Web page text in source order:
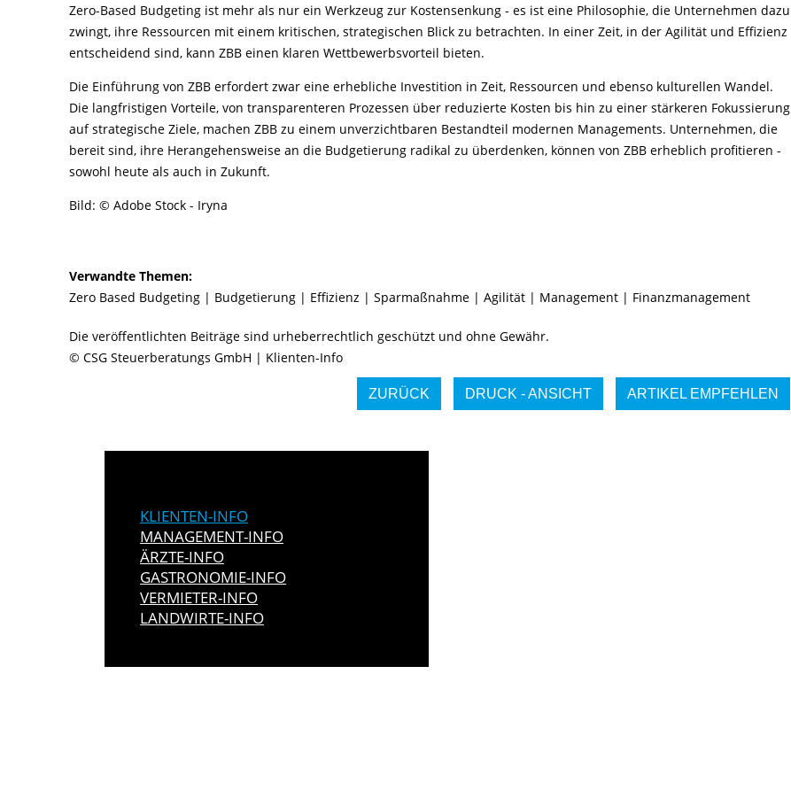
Zero-Based Budgeting ist mehr als nur ein Werkzeug zur Kostensenkung - es ist eine Philosophie, die Unternehmen dazu
zwingt, ihre Ressourcen mit einem kritischen, strategischen Blick zu betrachten. In einer Zeit, in der Agilität und Effizienz
entscheidend sind, kann ZBB einen klaren Wettbewerbsvorteil bieten.
Die Einführung von ZBB erfordert zwar eine erhebliche Investition in Zeit, Ressourcen und ebenso kulturellen Wandel.
Die langfristigen Vorteile, von transparenteren Prozessen über reduzierte Kosten bis hin zu einer stärkeren Fokussierung
auf strategische Ziele, machen ZBB zu einem unverzichtbaren Bestandteil modernen Managements. Unternehmen, die
bereit sind, ihre Herangehensweise an die Budgetierung radikal zu überdenken, können von ZBB erheblich profitieren -
sowohl heute als auch in Zukunft.
Bild: © Adobe Stock - Iryna
Verwandte Themen:
Zero Based Budgeting | Budgetierung | Effizienz | Sparmaßnahme | Agilität | Management | Finanzmanagement
Die veröffentlichten Beiträge sind urheberrechtlich geschützt und ohne Gewähr.
© CSG Steuerberatungs GmbH | Klienten-Info
ZURÜCK DRUCK - ANSICHT ARTIKEL EMPFEHLEN
KLIENTEN-INFO
MANAGEMENT-INFO
ÄRZTE-INFO
GASTRONOMIE-INFO
VERMIETER-INFO
LANDWIRTE-INFO